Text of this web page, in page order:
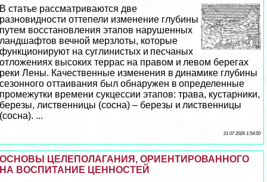
В статье рассматриваются две
разновидности оттепели изменение глубины
путем восстановления этапов нарушенных
ландшафтов вечной мерзлоты, которые
функционируют на суглинистых и песчаных
отложениях высоких террас на правом и левом берегах
реки Лены. Качественные изменения в динамике глубины
сезонного оттаивания был обнаружен в определенные
промежутки времени сукцессии этапов: трава, кустарники,
березы, лиственницы (сосна) – березы и лиственницы
(сосна). ...
21 07 2026 1:54:50
ОСНОВЫ ЦЕЛЕПОЛАГАНИЯ, ОРИЕНТИРОВАННОГО
НА ВОСПИТАНИЕ ЦЕННОСТЕЙ